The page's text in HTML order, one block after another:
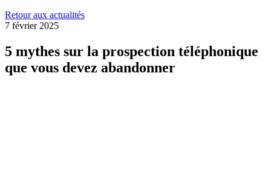
Retour aux actualités
7 février 2025
5 mythes sur la prospection téléphonique
que vous devez abandonner